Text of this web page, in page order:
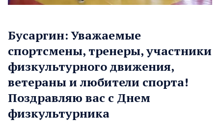
Бусаргин: Уважаемые
спортсмены, тренеры, участники
физкультурного движения,
ветераны и любители спорта!
Поздравляю вас с Днем
физкультурника